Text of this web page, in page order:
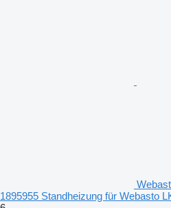
1895955 Standheizung für Webasto